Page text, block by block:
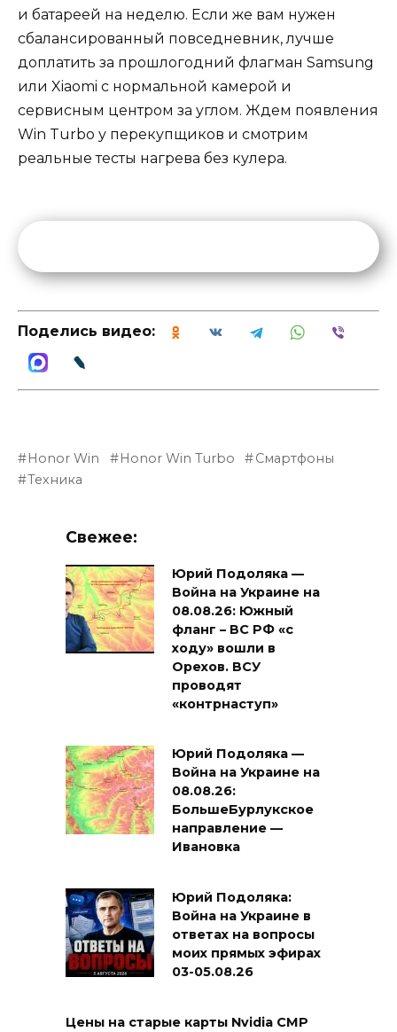
и батареей на неделю. Если же вам нужен
сбалансированный повседневник, лучше
доплатить за прошлогодний флагман Samsung
или Xiaomi с нормальной камерой и
сервисным центром за углом. Ждем появления
Win Turbo у перекупщиков и смотрим
реальные тесты нагрева без кулера.
Поделись видео:
Honor Win Honor Win Turbo
Смартфоны
Техника
Свежее:
Юрий Подоляка —
Война на Украине на
08.08.26: Южный
фланг – ВС РФ «с
ходу» вошли в
Орехов. ВСУ
проводят
«контрнаступ»
Юрий Подоляка —
Война на Украине на
08.08.26:
БольшеБурлукское
направление —
Ивановка
Юрий Подоляка:
Война на Украине в
ответах на вопросы
моих прямых эфирах
03-05.08.26
Цены на старые карты Nvidia CMP